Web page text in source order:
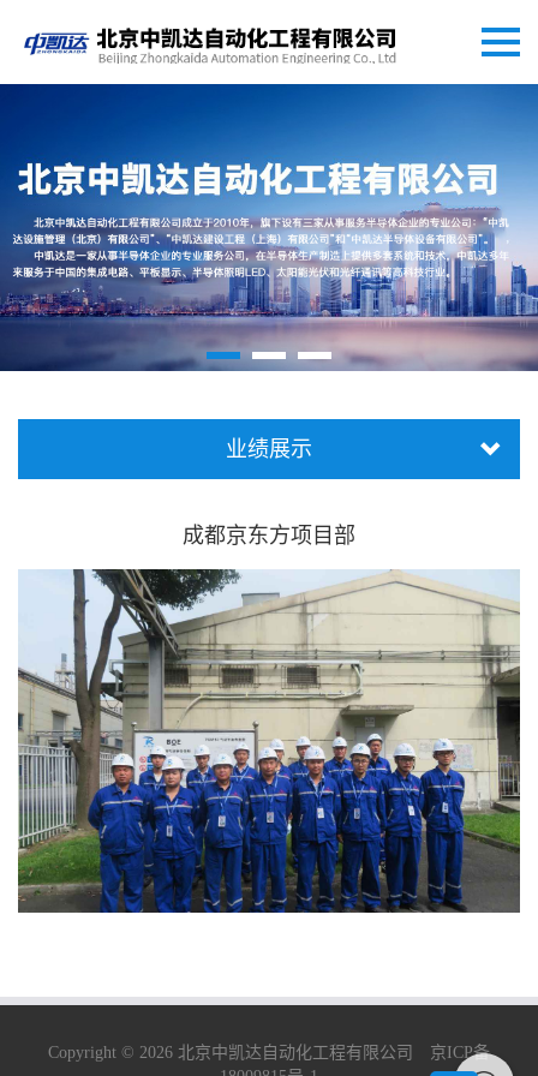
业绩展示
成都京东方项目部
Copyright © 2026 北京中凯达自动化工程有限公司 京ICP备